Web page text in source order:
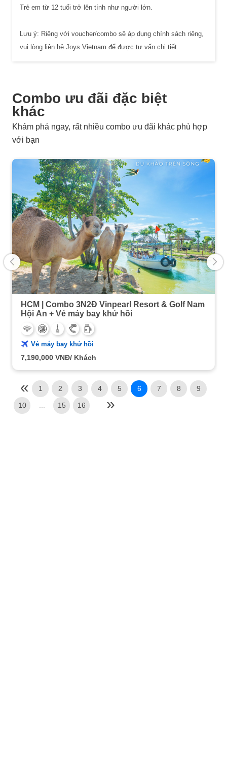
Trẻ em từ 12 tuổi trở lên tính như người lớn.
Lưu ý: Riêng với voucher/combo sẽ áp dụng chính sách riêng,
vui lòng liên hệ Joys Vietnam để được tư vấn chi tiết.
Combo ưu đãi đặc biệt
khác
Khám phá ngay, rất nhiều combo ưu đãi khác phù hợp
với bạn
HCM | Combo 3N2Đ Vinpearl Resort & Golf Nam
Hội An + Vé máy bay khứ hồi
Vé máy bay khứ hồi
7,190,000 VNĐ/ Khách
1 2 3 4 5 6 7 8 9
10 ... 15 16